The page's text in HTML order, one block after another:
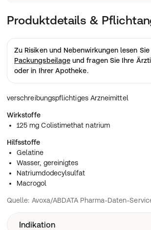
Produktdetails &
Zu Risiken und Nebenwirkungen lesen
Packungsbeilage und fragen Sie Ihre
oder in Ihrer Apotheke.
verschreibungspflichtiges Arzneimittel
Wirkstoffe
125 mg Colistimethat natrium
Hilfsstoffe
Gelatine
Wasser, gereinigtes
Natriumdodecylsulfat
Macrogol
Quelle: Avoxa/ABDATA Pharma-Daten-
Indikation